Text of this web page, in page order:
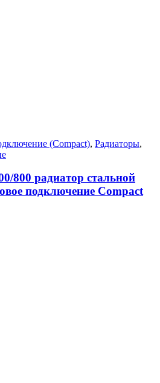
(Compact), Радиаторы,
800 радиатор стальной
подключение Compact